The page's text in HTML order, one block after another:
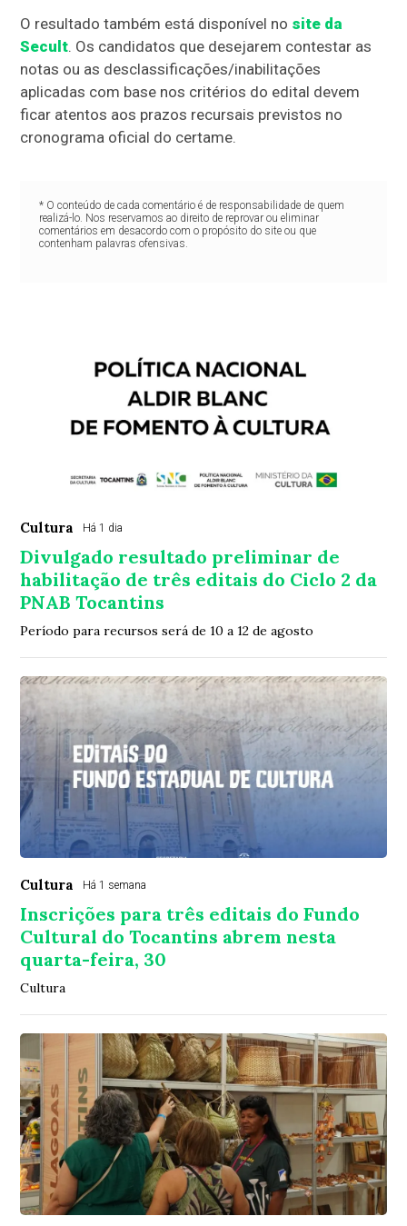
O resultado também está disponível no site da
Secult. Os candidatos que desejarem contestar as
notas ou as desclassificações/inabilitações
aplicadas com base nos critérios do edital devem
ficar atentos aos prazos recursais previstos no
cronograma oficial do certame.
* O conteúdo de cada comentário é de responsabilidade de quem
realizá-lo. Nos reservamos ao direito de reprovar ou eliminar
comentários em desacordo com o propósito do site ou que
contenham palavras ofensivas.
Cultura Há 1 dia
Divulgado resultado preliminar de
habilitação de três editais do Ciclo 2 da
PNAB Tocantins
Período para recursos será de 10 a 12 de agosto
Cultura Há 1 semana
Inscrições para três editais do Fundo
Cultural do Tocantins abrem nesta
quarta-feira, 30
Cultura